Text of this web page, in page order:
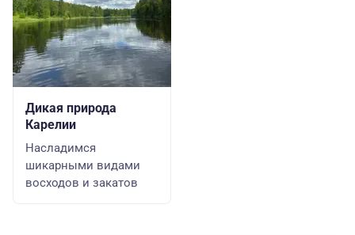
Дикая природа
Карелии
Насладимся
шикарными видами
восходов и закатов